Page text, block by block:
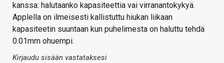
kanssa: halutaanko kapasiteettia vai virranantokykyä.
Applella on ilmeisesti kallistuttu hiukan liikaan
kapasiteetin suuntaan kun puhelimesta on haluttu tehdä
0.01mm ohuempi.
Kirjaudu sisään vastataksesi